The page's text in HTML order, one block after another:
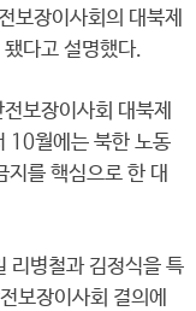
장이사회의 대북제
다고 설명했다.
보장이사회 대북제
10월에는 북한 노동
를 핵심으로 한 대
리병철과 김정식을 특
보장이사회 결의에